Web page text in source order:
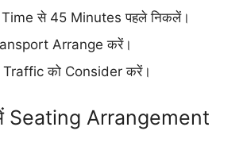
से 45 Minutes पहले निकलें।
Arrange करें।
Traffic को Consider करें।
Seating Arrangement